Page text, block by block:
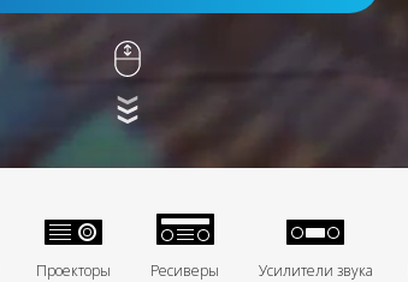
Проекторы Ресиверы Усилители звука